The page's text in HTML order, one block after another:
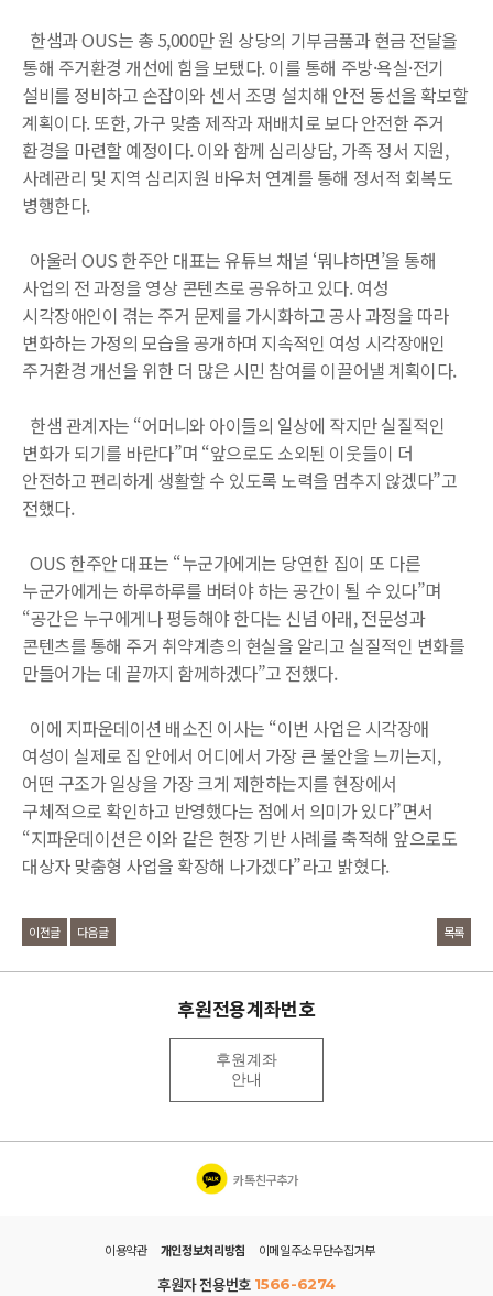
한샘과 OUS는 총 5,000만 원 상당의 기부금품과 현금 전달을
통해 주거환경 개선에 힘을 보탰다. 이를 통해 주방·욕실·전기
설비를 정비하고 손잡이와 센서 조명 설치해 안전 동선을 확보할
계획이다. 또한, 가구 맞춤 제작과 재배치로 보다 안전한 주거
환경을 마련할 예정이다. 이와 함께 심리상담, 가족 정서 지원,
사례관리 및 지역 심리지원 바우처 연계를 통해 정서적 회복도
병행한다.
아울러 OUS 한주안 대표는 유튜브 채널 ‘뭐냐하면’을 통해
사업의 전 과정을 영상 콘텐츠로 공유하고 있다. 여성
시각장애인이 겪는 주거 문제를 가시화하고 공사 과정을 따라
변화하는 가정의 모습을 공개하며 지속적인 여성 시각장애인
주거환경 개선을 위한 더 많은 시민 참여를 이끌어낼 계획이다.
한샘 관계자는 “어머니와 아이들의 일상에 작지만 실질적인
변화가 되기를 바란다”며 “앞으로도 소외된 이웃들이 더
안전하고 편리하게 생활할 수 있도록 노력을 멈추지 않겠다”고
전했다.
OUS 한주안 대표는 “누군가에게는 당연한 집이 또 다른
누군가에게는 하루하루를 버텨야 하는 공간이 될 수 있다”며
“공간은 누구에게나 평등해야 한다는 신념 아래, 전문성과
콘텐츠를 통해 주거 취약계층의 현실을 알리고 실질적인 변화를
만들어가는 데 끝까지 함께하겠다”고 전했다.
이에 지파운데이션 배소진 이사는 “이번 사업은 시각장애
여성이 실제로 집 안에서 어디에서 가장 큰 불안을 느끼는지,
어떤 구조가 일상을 가장 크게 제한하는지를 현장에서
구체적으로 확인하고 반영했다는 점에서 의미가 있다”면서
“지파운데이션은 이와 같은 현장 기반 사례를 축적해 앞으로도
대상자 맞춤형 사업을 확장해 나가겠다”라고 밝혔다.
이전글 다음글 목록
후원전용계좌번호
후원계좌
안내
카톡친구추가
이용약관 개인정보처리방침 이메일주소무단수집거부
후원자 전용번호 1566-6274